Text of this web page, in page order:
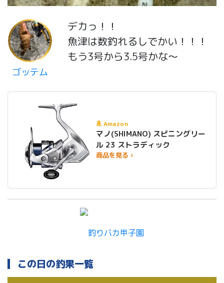
ゴッテム
デカっ！！
魚津は数釣れるしでかい！！！
もう3号から3.5号かな〜
Amazon
マノ(SHIMANO) スピニングリー
ル 23 ストラディック
商品を見る ›
この日の釣果一覧